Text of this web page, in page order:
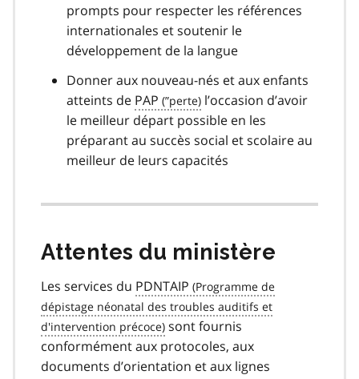
prompts pour respecter les références
internationales et soutenir le
développement de la langue
Donner aux nouveau-nés et aux enfants
atteints de PAP
l’occasion d’avoir
le meilleur départ possible en les
préparant au succès social et scolaire au
meilleur de leurs capacités
Attentes du ministère
Les services du PDNTAIP
sont fournis
conformément aux protocoles, aux
documents d’orientation et aux lignes